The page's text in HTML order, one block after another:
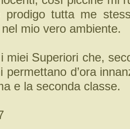
prodigo tutta me
mio vero ambiente.
miei Superiori che,
permettano d’ora
e la seconda classe.